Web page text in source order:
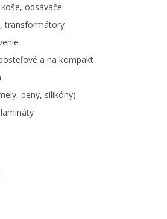
odsávače
transformátory
a na kompakt
peny, silikóny)